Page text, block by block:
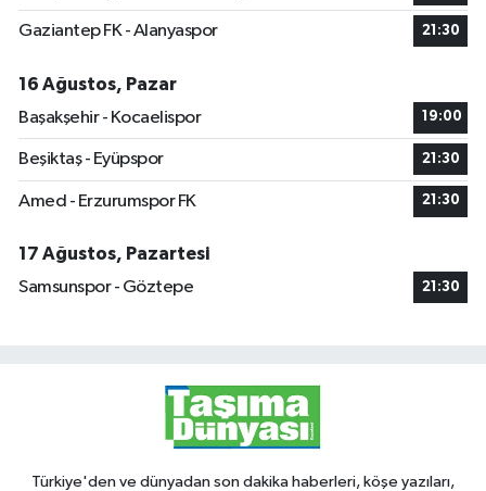
Gaziantep FK - Alanyaspor 21:30
16 Ağustos, Pazar
Başakşehir - Kocaelispor
19:00
Beşiktaş - Eyüpspor 21:30
Amed - Erzurumspor FK 21:30
17 Ağustos, Pazartesi
Samsunspor - Göztepe
21:30
Türkiye'den ve dünyadan son dakika haberleri, köşe yazıları,